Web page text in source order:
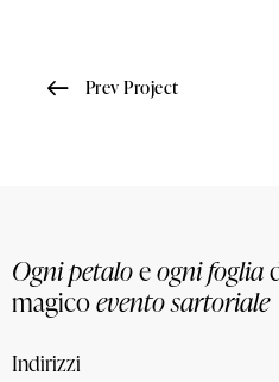
Prev Project
Ogni petaloeogni foglia
magicoevento sartoriale
Indirizzi